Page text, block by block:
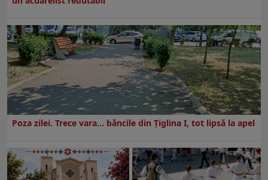
Poza zilei. Trece vara… băncile din Ţiglina I, tot lipsă la apel